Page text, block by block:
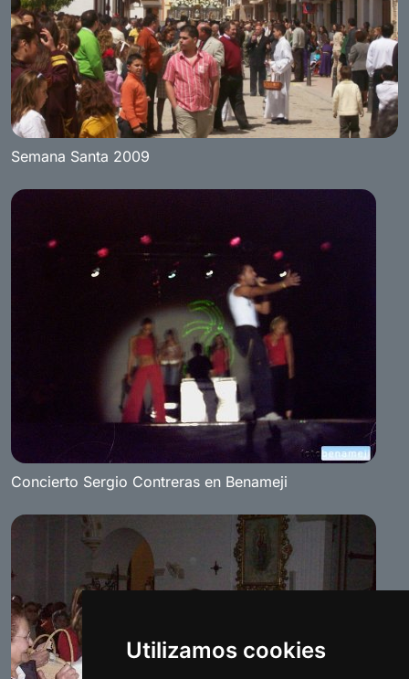
Utilizamos cookies
Semana Santa 2009
Concierto Sergio Contreras en Benameji